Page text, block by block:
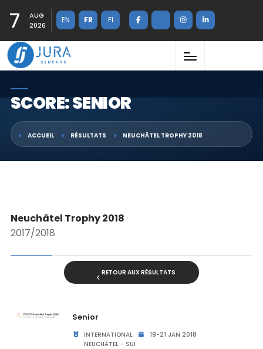
7
AUG
2026
EN FR FI
SCORE: SENIOR
ACCUEIL RÉSULTATS NEUCHÂTEL TROPHY 2018
Neuchâtel Trophy 2018·
2017/2018
RETOUR AUX RÉSULTATS
Senior
INTERNATIONAL
19-21 JAN 2018
NEUCHÂTEL - SUI